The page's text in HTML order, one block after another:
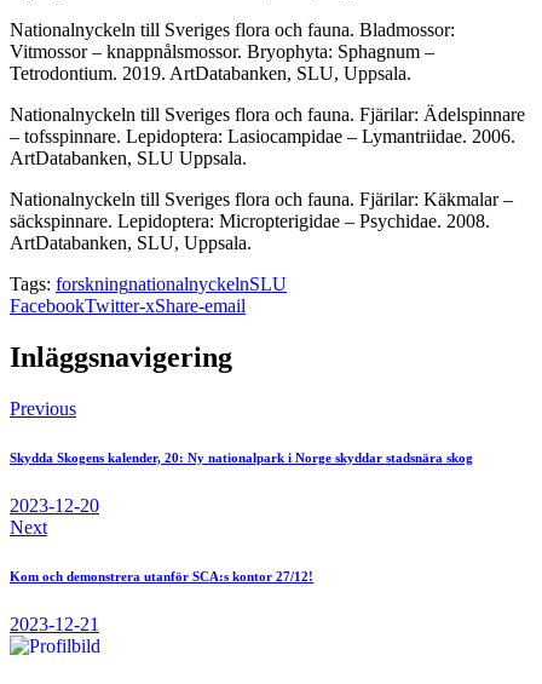
Nationalnyckeln till Sveriges flora och fauna. Bladmossor:
Vitmossor – knappnålsmossor. Bryophyta: Sphagnum –
Tetrodontium. 2019. ArtDatabanken, SLU, Uppsala.
Nationalnyckeln till Sveriges flora och fauna. Fjärilar: Ädelspinnare
– tofsspinnare. Lepidoptera: Lasiocampidae – Lymantriidae. 2006.
ArtDatabanken, SLU Uppsala.
Nationalnyckeln till Sveriges flora och fauna. Fjärilar: Käkmalar –
säckspinnare. Lepidoptera: Micropterigidae – Psychidae. 2008.
ArtDatabanken, SLU, Uppsala.
Tags: forskningnationalnyckelnSLU
FacebookTwitter-xShare-email
Inläggsnavigering
Previous
Skydda Skogens kalender, 20: Ny nationalpark i Norge skyddar stadsnära skog
2023-12-20
Next
Kom och demonstrera utanför SCA:s kontor 27/12!
2023-12-21